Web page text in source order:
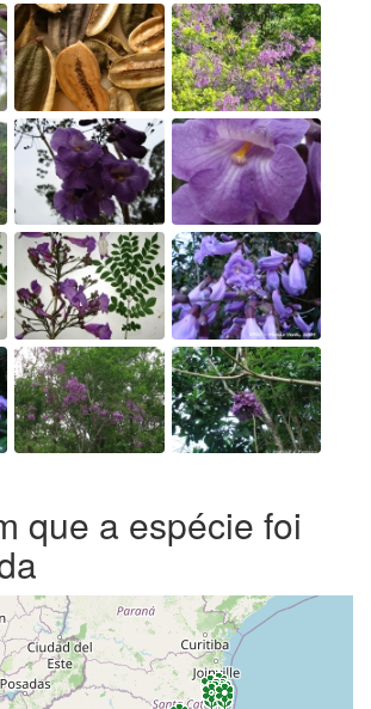
que a espécie foi